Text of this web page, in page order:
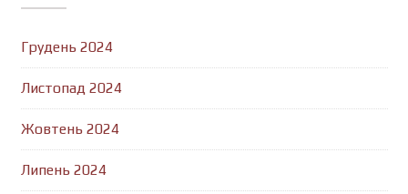
Грудень 2024
Листопад 2024
Жовтень 2024
Липень 2024